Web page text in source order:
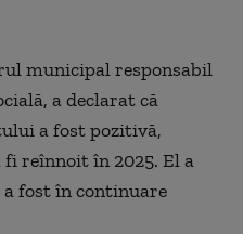
municipal responsabil
a declarat că
a fost pozitivă,
reînnoit în 2025. El a
a fost în continuare